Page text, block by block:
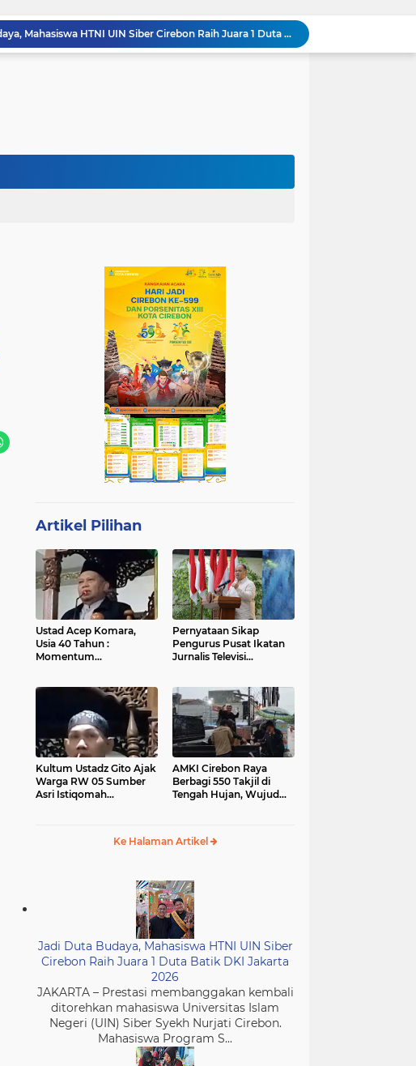
Jadi Duta Budaya, Mahasiswa HTNI UIN Siber Cirebon Raih Juara 1 Duta Batik DKI Jakarta 2026
100.000 Jemaah Hadiri Zikir dan Doa Kebangsaan di Monas, Wujud Syukur atas Kemerdekaan
Mahasiswa KKN Kelompok 140 UIN Siber Cirebon Berikan Edukasi Anti Bullying
Artikel Pilihan
Ustad Acep Komara,
Usia 40 Tahun :
Momentum
Pernyataan Sikap
Pengurus Pusat Ikatan
Jurnalis Televisi
Kultum Ustadz Gito Ajak
Warga RW 05 Sumber
Asri Istiqomah
AMKI Cirebon Raya
Berbagi 550 Takjil di
Tengah Hujan, Wujud
Ke Halaman Artikel
Jadi Duta Budaya, Mahasiswa HTNI UIN Siber
Cirebon Raih Juara 1 Duta Batik DKI Jakarta
2026
JAKARTA – Prestasi membanggakan kembali
ditorehkan mahasiswa Universitas Islam
Negeri (UIN) Siber Syekh Nurjati Cirebon.
Mahasiswa Program S...